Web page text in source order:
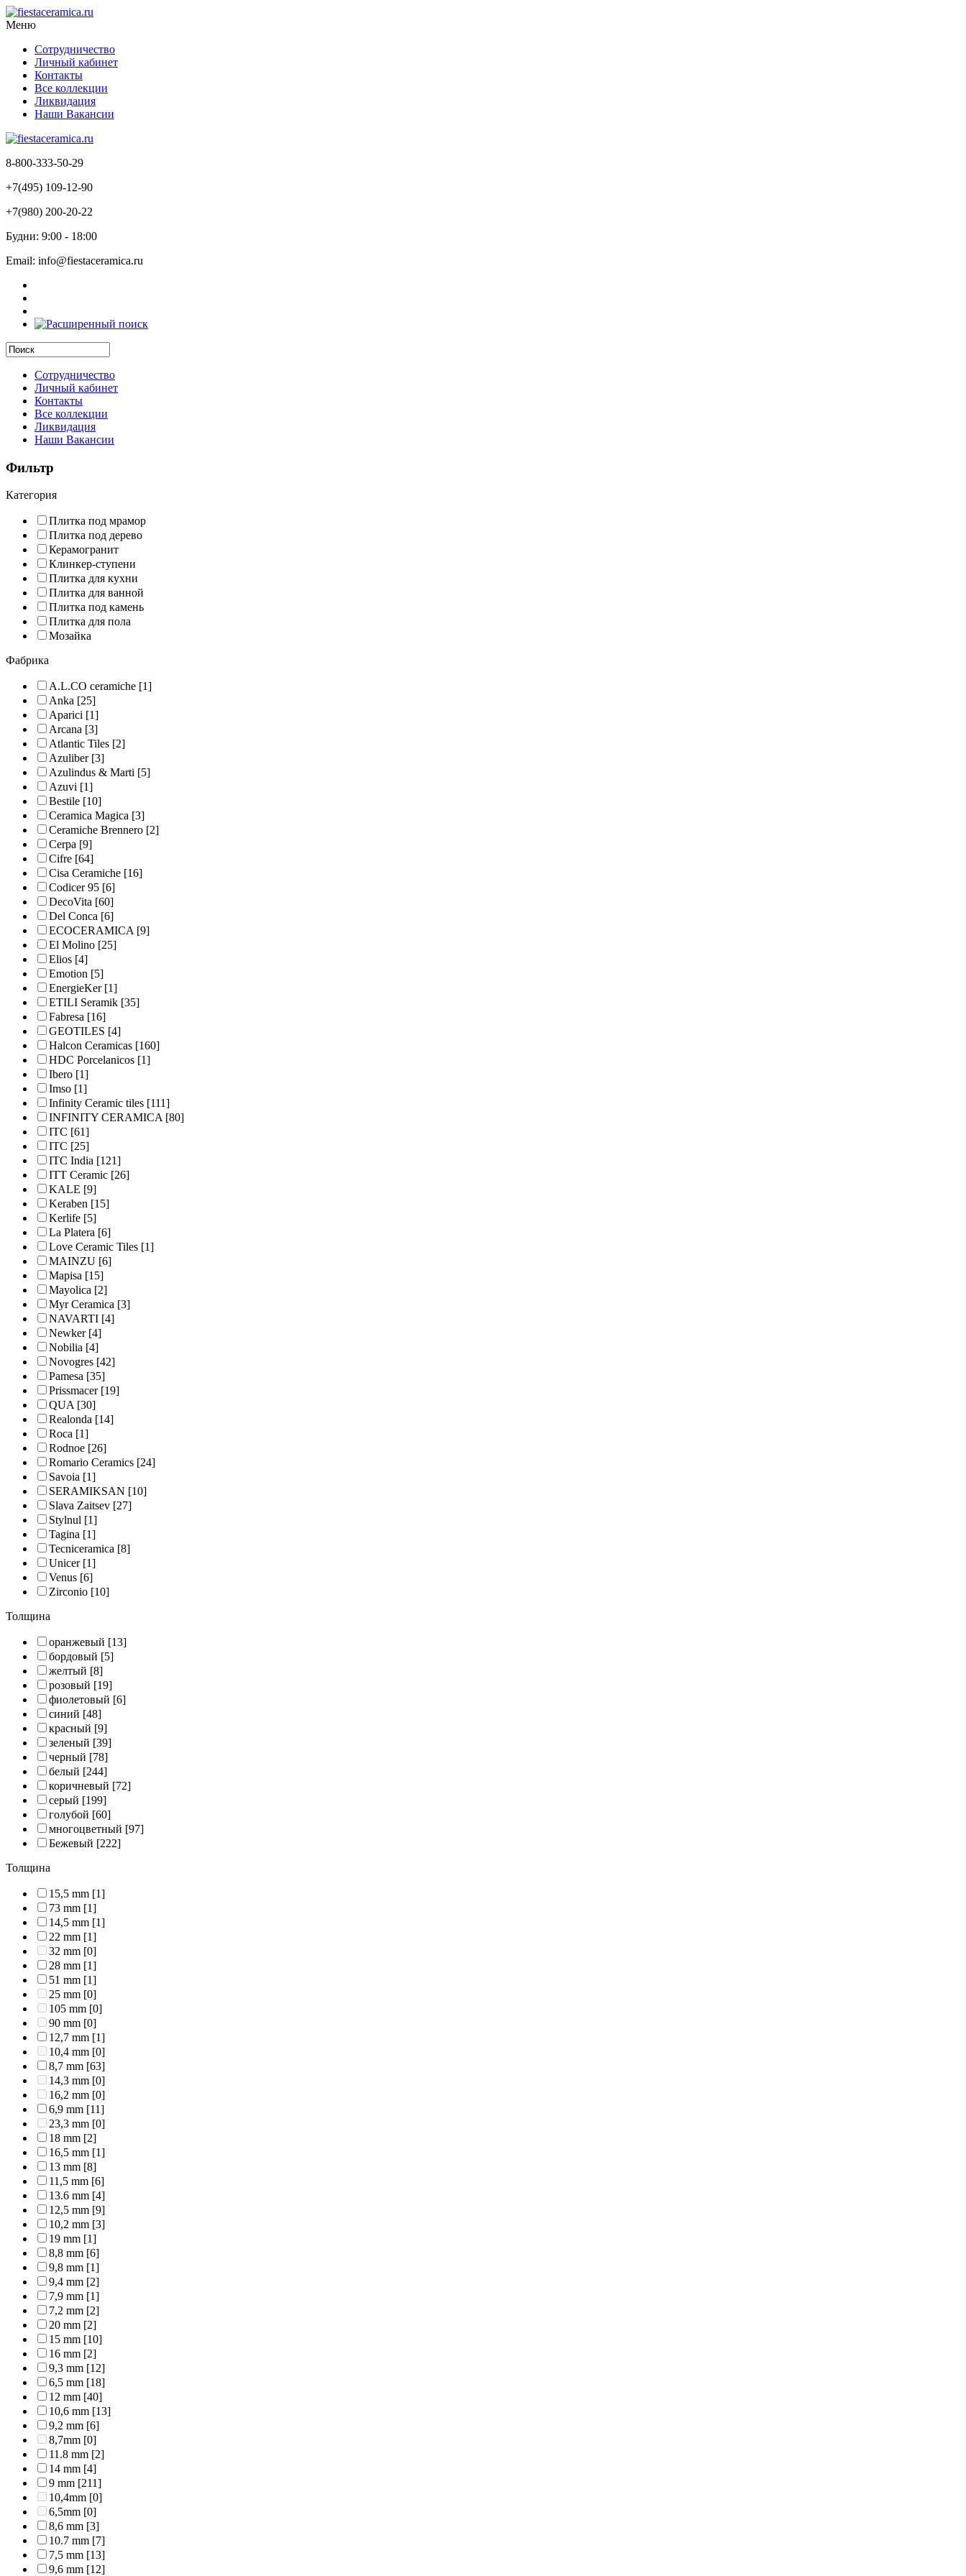
Меню
Сотрудничество
Личный кабинет
Контакты
Все коллекции
Ликвидация
Наши Вакансии
8-800-333-50-29
+7(495) 109-12-90
+7(980) 200-20-22
Будни: 9:00 - 18:00
Email: info@fiestaceramica.ru
Сотрудничество
Личный кабинет
Контакты
Все коллекции
Ликвидация
Наши Вакансии
Фильтр
Категория
Плитка под мрамор
Плитка под дерево
Керамогранит
Клинкер-ступени
Плитка для кухни
Плитка для ванной
Плитка под камень
Плитка для пола
Мозайка
Фабрика
A.L.CO ceramiche [1]
Anka [25]
Aparici [1]
Arcana [3]
Atlantic Tiles [2]
Azuliber[3]
Azulindus & Marti [5]
Azuvi [1]
Bestile [10]
Ceramica Magica [3]
Ceramiche Brennero [2]
Cerpa [9]
Cifre [64]
Cisa Ceramiche [16]
Codicer 95 [6]
DecoVita [60]
Del Conca [6]
ECOCERAMICA[9]
El Molino [25]
Elios [4]
Emotion [5]
EnergieKer[1]
ETILI Seramik [35]
Fabresa [16]
GEOTILES [4]
Halcon Ceramicas [160]
HDC Porcelanicos [1]
Ibero [1]
Imso [1]
Infinity Ceramic tiles [111]
INFINITY CERAMICA[80]
ITC [61]
ITC [25]
ITC India [121]
ITT Ceramic [26]
KALE [9]
Keraben [15]
Kerlife [5]
La Platera [6]
Love Ceramic Tiles [1]
MAINZU [6]
Mapisa [15]
Mayolica [2]
Myr Ceramica [3]
NAVARTI [4]
Newker[4]
Nobilia [4]
Novogres [42]
Pamesa [35]
Prissmacer[19]
QUA[30]
Realonda [14]
Roca [1]
Rodnoe [26]
Romario Ceramics [24]
Savoia [1]
SERAMIKSAN [10]
Slava Zaitsev [27]
Stylnul [1]
Tagina [1]
Tecniceramica [8]
Unicer[1]
Venus [6]
Zirconio [10]
Толщина
оранжевый [13]
бордовый [5]
желтый [8]
розовый [19]
фиолетовый [6]
синий [48]
красный [9]
зеленый [39]
черный [78]
белый [244]
коричневый [72]
серый [199]
голубой [60]
многоцветный [97]
Бежевый [222]
Толщина
15,5 mm [1]
73 mm [1]
14,5 mm [1]
22 mm [1]
32 mm [0]
28 mm [1]
51 mm [1]
25 mm [0]
105 mm [0]
90 mm [0]
12,7 mm [1]
10,4 mm [0]
8,7 mm [63]
14,3 mm [0]
16,2 mm [0]
6,9 mm [11]
23,3 mm [0]
18 mm [2]
16,5 mm [1]
13 mm [8]
11,5 mm [6]
13.6 mm [4]
12,5 mm [9]
10,2 mm [3]
19 mm [1]
8,8 mm [6]
9,8 mm [1]
9,4 mm [2]
7,9 mm [1]
7,2 mm [2]
20 mm [2]
15 mm [10]
16 mm [2]
9,3 mm [12]
6,5 mm [18]
12 mm [40]
10,6 mm [13]
9,2 mm [6]
8,7mm [0]
11.8 mm [2]
14 mm [4]
9 mm [211]
10,4mm [0]
6,5mm [0]
8,6 mm [3]
10.7 mm [7]
7,5 mm [13]
9,6 mm [12]